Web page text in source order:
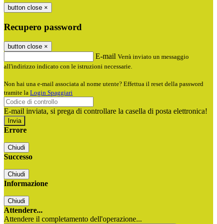
button close ×
Recupero password
button close ×
E-mail Verrà inviato un messaggio
all'indirizzo indicato con le istruzioni necessarie.
Non hai una e-mail associata al nome utente? Effettua il reset della password
tramite la Login Spaggiari
E-mail inviata, si prega di controllare la casella di posta elettronica!
Errore
Chiudi
Successo
Chiudi
Informazione
Chiudi
Attendere...
Attendere il completamento dell'operazione...